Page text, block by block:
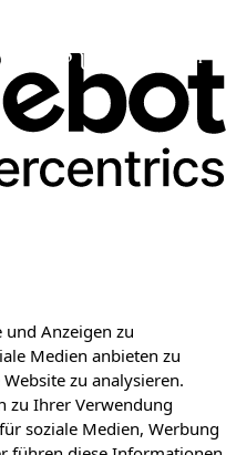
Anzeigen zu
Medien anbieten zu
zu analysieren.
zu Ihrer Verwendung
soziale Medien, Werbung
En